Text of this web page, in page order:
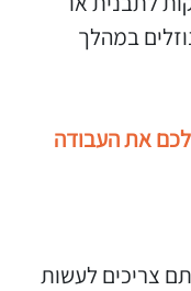
במהלך
לכם את העבודה
צריכים לעשות